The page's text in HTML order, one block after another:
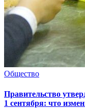
Общество
Правительство
1 сентября: что